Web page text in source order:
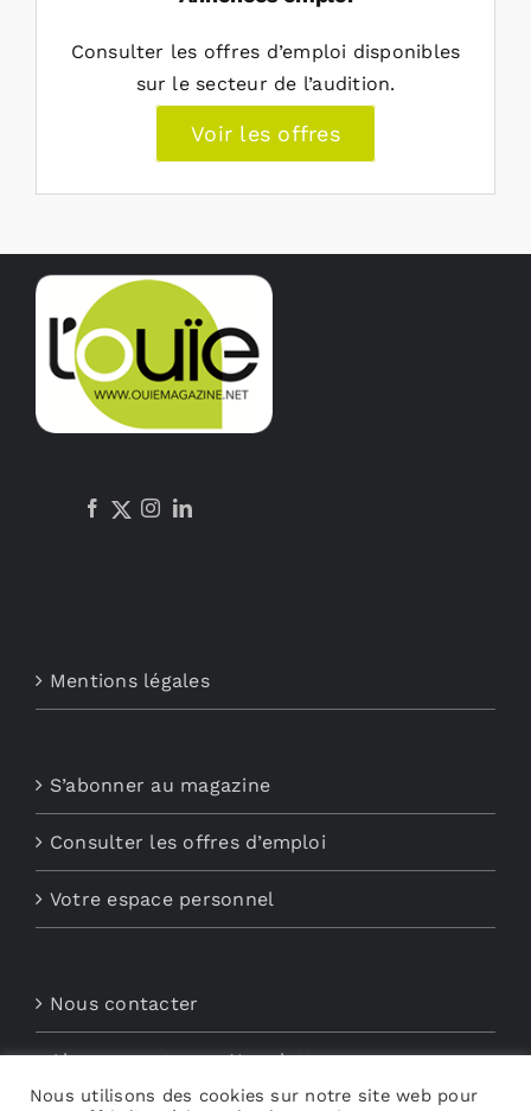
Consulter les offres d’emploi disponibles
sur le secteur de l’audition.
Voir les offres
Mentions légales
S’abonner au magazine
Consulter les offres d’emploi
Votre espace personnel
Nous contacter
Abonnements aux Newsletters
Nous utilisons des cookies sur notre site web pour